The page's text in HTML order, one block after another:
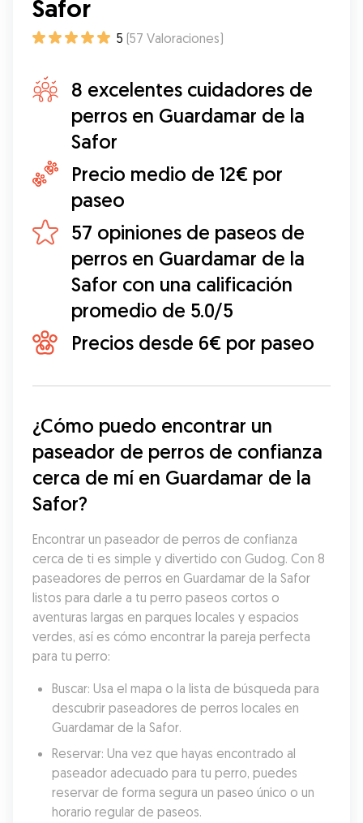
Safor
5 (57 Valoraciones)
8 excelentes cuidadores de
perros en Guardamar de la
Safor
Precio medio de 12€ por
paseo
57 opiniones de paseos de
perros en Guardamar de la
Safor con una calificación
promedio de 5.0/5
Precios desde 6€ por paseo
¿Cómo puedo encontrar un
paseador de perros de confianza
cerca de mí en Guardamar de la
Safor?
Encontrar un paseador de perros de confianza
cerca de ti es simple y divertido con Gudog. Con 8
paseadores de perros en Guardamar de la Safor
listos para darle a tu perro paseos cortos o
aventuras largas en parques locales y espacios
verdes, así es cómo encontrar la pareja perfecta
para tu perro:
Buscar: Usa el mapa o la lista de búsqueda para
descubrir paseadores de perros locales en
Guardamar de la Safor.
Reservar: Una vez que hayas encontrado al
paseador adecuado para tu perro, puedes
reservar de forma segura un paseo único o un
horario regular de paseos.